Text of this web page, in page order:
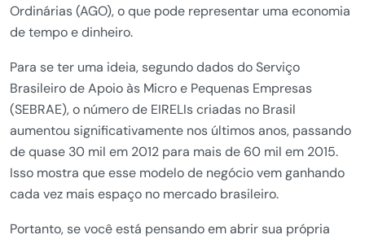
Ordinárias (AGO), o que pode representar uma economia
de tempo e dinheiro.
Para se ter uma ideia, segundo dados do Serviço
Brasileiro de Apoio às Micro e Pequenas Empresas
(SEBRAE), o número de EIRELIs criadas no Brasil
aumentou significativamente nos últimos anos, passando
de quase 30 mil em 2012 para mais de 60 mil em 2015.
Isso mostra que esse modelo de negócio vem ganhando
cada vez mais espaço no mercado brasileiro.
Portanto, se você está pensando em abrir sua própria